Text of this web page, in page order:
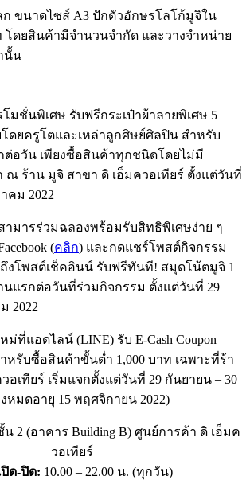
ก ขนาดไซส์ A3 ปักตัวอักษรโลโก้มูจิใน
โดยสินค้ามีจำนวนจำกัด และวางจำหน่าย
นั้น
มชั่นพิเศษ รับฟรีกระเป๋าผ้าลายพิเศษ 5
ดยครูโตและเหล่าลูกศิษย์ศิลปิน สำหรับ
ต่อวัน เพียงซื้อสินค้าทุกชนิดโดยไม่มี
ร้าน มูจิ สาขา ดิ เอ็มควอเทียร์ ตั้งแต่วันที่
คม 2022
ามารร่วมฉลองพร้อมรับสิทธิพิเศษง่าย ๆ
(คลิก) และกดแชร์โพสต์กิจกรรม
งโพสต์เช็คอินน์ รับฟรีทันที! สมุดโน้ตมูจิ 1
นแรกต่อวันที่ร่วมกิจกรรม ตั้งแต่วันที่ 29
2022
ที่แอดไลน์ (LINE) รับ E-Cash Coupon
หรับซื้อสินค้าขั้นต่ำ 1,000 บาท เฉพาะที่ร้า
อเทียร์ เริ่มแจกตั้งแต่วันที่ 29 กันยายน – 30
หมดอายุ 15 พฤศจิกายน 2022)
น 2 (อาคาร Building B) ศูนย์การค้า ดิ เอ็มค
วอเทียร์
ปิด-ปิด: 10.00 – 22.00 น. (ทุกวัน)